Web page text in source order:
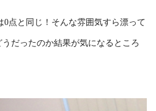
0点と同じ！そんな雰囲気すら漂って
だったのか結果が気になるところ